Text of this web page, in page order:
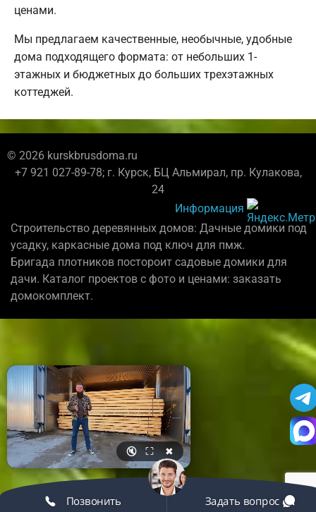
ценами.
Мы предлагаем качественные, необычные, удобные
дома подходящего формата: от небольших 1-
этажных и бюджетных до больших трехэтажных
коттеджей.
© 2026 kurskbrusdoma.ru
+7 921 027-89-78; г. Курск, БЦ Альмирал, пр. Кулакова,
24
Информация
Строительство деревянных домов: Дачные домики под
усадку, каркасные дома под ключ для пмж.
Бригада плотников постороит садовые домики для
дачи. Каталог проектов с фото и ценами: заказать
домокомплект.
🔇 ⛶ ✖
Позвонить Задать вопрос